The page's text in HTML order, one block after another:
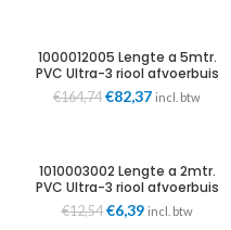
1000012005 Lengte a 5mtr.
PVC Ultra-3 riool afvoerbuis
grijs 125mm SN8 KOMO Wavin
€164,74 Oorspronkelijke
€82,37Huidige
incl. btw
1010003002 Lengte a 2mtr.
PVC Ultra-3 riool afvoerbuis
grijs 32mm wd=3mm KOMO
Wavin
€12,54 Oorspronkelijke
€6,39Huidige
incl. btw